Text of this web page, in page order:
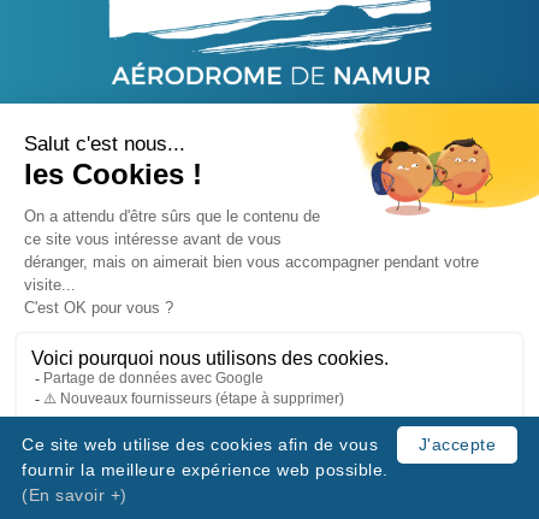
44, Rue Capitaine Aviateur Jacquet - 5020 Namur
info@aerodromedenamur.be
+32 81-55 93 55
BE 0425.648.074
Contact
Cookie policy
Protection de la vie privée
© COPYRIGHT AERODROMEDENAMUR.BE - 2026
J'accepte
Ce site web utilise des cookies afin de vous
fournir la meilleure expérience web possible.
(En savoir +)